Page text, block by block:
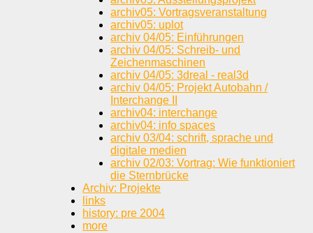
archiv05: Vortragsveranstaltung
archiv05: uplot
archiv 04/05: Einführungen
archiv 04/05: Schreib- und
Zeichenmaschinen
archiv 04/05: 3dreal - real3d
archiv 04/05: Projekt Autobahn /
Interchange II
archiv04: interchange
archiv04: info spaces
archiv 03/04: schrift, sprache und
digitale medien
archiv 02/03: Vortrag: Wie funktioniert
die Sternbrücke
Archiv: Projekte
links
history: pre 2004
more